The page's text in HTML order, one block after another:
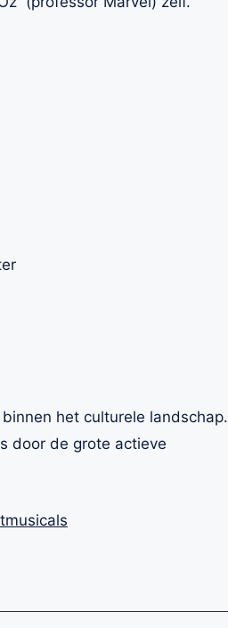
het culturele landschap.
door de grote actieve